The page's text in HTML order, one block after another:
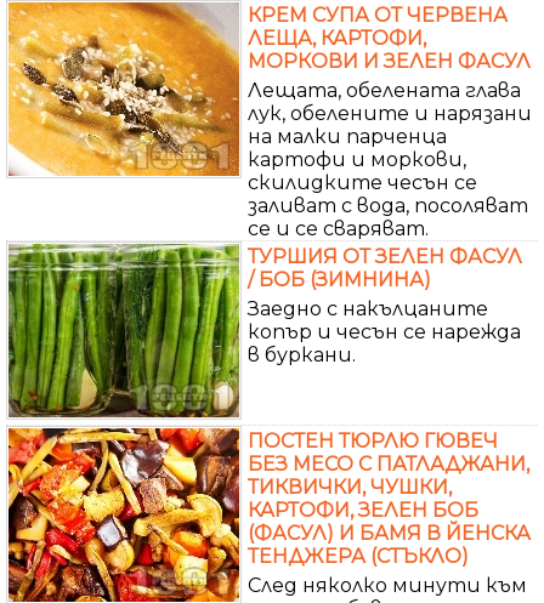
КРЕМ СУПА ОТ ЧЕРВЕНА
ЛЕЩА, КАРТОФИ,
МОРКОВИ И ЗЕЛЕН ФАСУЛ
Лещата, обелената глава
лук, обелените и нарязани
на малки парченца
картофи и моркови,
скилидките чесън се
заливат с вода, посоляват
се и се сваряват.
ТУРШИЯ ОТ ЗЕЛЕН ФАСУЛ
/ БОБ (ЗИМНИНА)
Заедно с накълцаните
копър и чесън се нарежда
в буркани.
ПОСТЕН ТЮРЛЮ ГЮВЕЧ
БЕЗ МЕСО С ПАТЛАДЖАНИ,
ТИКВИЧКИ, ЧУШКИ,
КАРТОФИ, ЗЕЛЕН БОБ
(ФАСУЛ) И БАМЯ В ЙЕНСКА
ТЕНДЖЕРА (СТЪКЛО)
След няколко минути към